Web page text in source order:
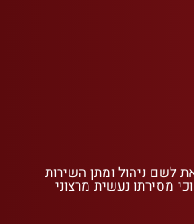
לשם ניהול ומתן השירות
מסירתו נעשית מרצוני